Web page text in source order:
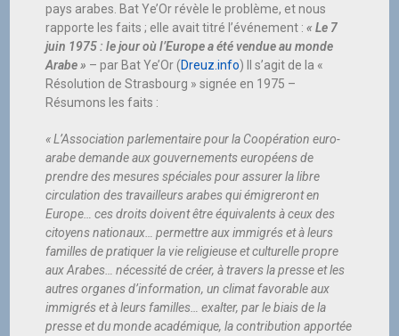
pays arabes. Bat Ye’Or révèle le problème, et nous
rapporte les faits ; elle avait titré l’événement :« Le 7
juin 1975 : le jour où l’Europe a été vendue au monde
Arabe » – par Bat Ye’Or (Dreuz.info) Il s’agit de la «
Résolution de Strasbourg » signée en 1975 –
Résumons les faits :
« L’Association parlementaire pour la Coopération euro-
arabe demande aux gouvernements européens de
prendre des mesures spéciales pour assurer la libre
circulation des travailleurs arabes qui émigreront en
Europe… ces droits doivent être équivalents à ceux des
citoyens nationaux… permettre aux immigrés et à leurs
familles de pratiquer la vie religieuse et culturelle propre
aux Arabes… nécessité de créer, à travers la presse et les
autres organes d’information, un climat favorable aux
immigrés et à leurs familles… exalter, par le biais de la
presse et du monde académique, la contribution apportée